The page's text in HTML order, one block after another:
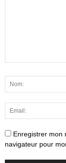
Enregistrer mon
navigateur pour